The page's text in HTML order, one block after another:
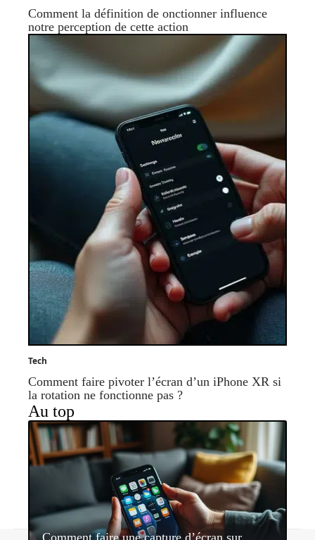
Comment la définition de onctionner influence
notre perception de cette action
Tech
Comment faire pivoter l’écran d’un iPhone XR si
la rotation ne fonctionne pas ?
Au top